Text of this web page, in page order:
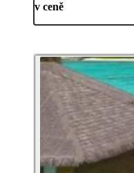
v ceně